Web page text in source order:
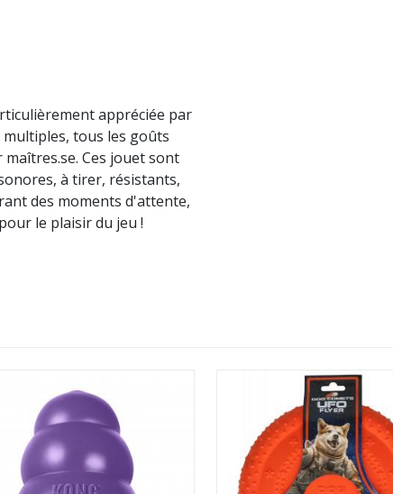
appréciée par
tous les goûts
Ces jouet sont
à tirer, résistants,
des moments d'attente,
le plaisir du jeu !